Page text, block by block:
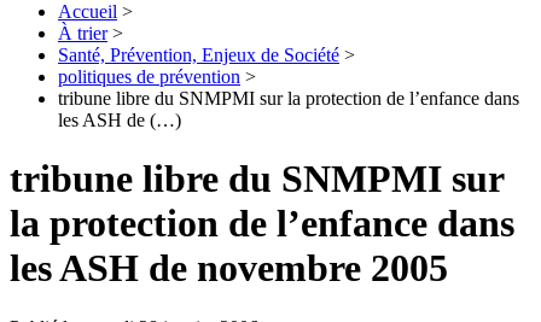
Accueil >
À trier>
Santé, Prévention, Enjeux de Société >
politiques de prévention >
tribune libre du SNMPMI sur la protection de l’enfance dans
les ASH de (…)
tribune libre du SNMPMI sur
la protection de l’enfance dans
les ASH de novembre 2005